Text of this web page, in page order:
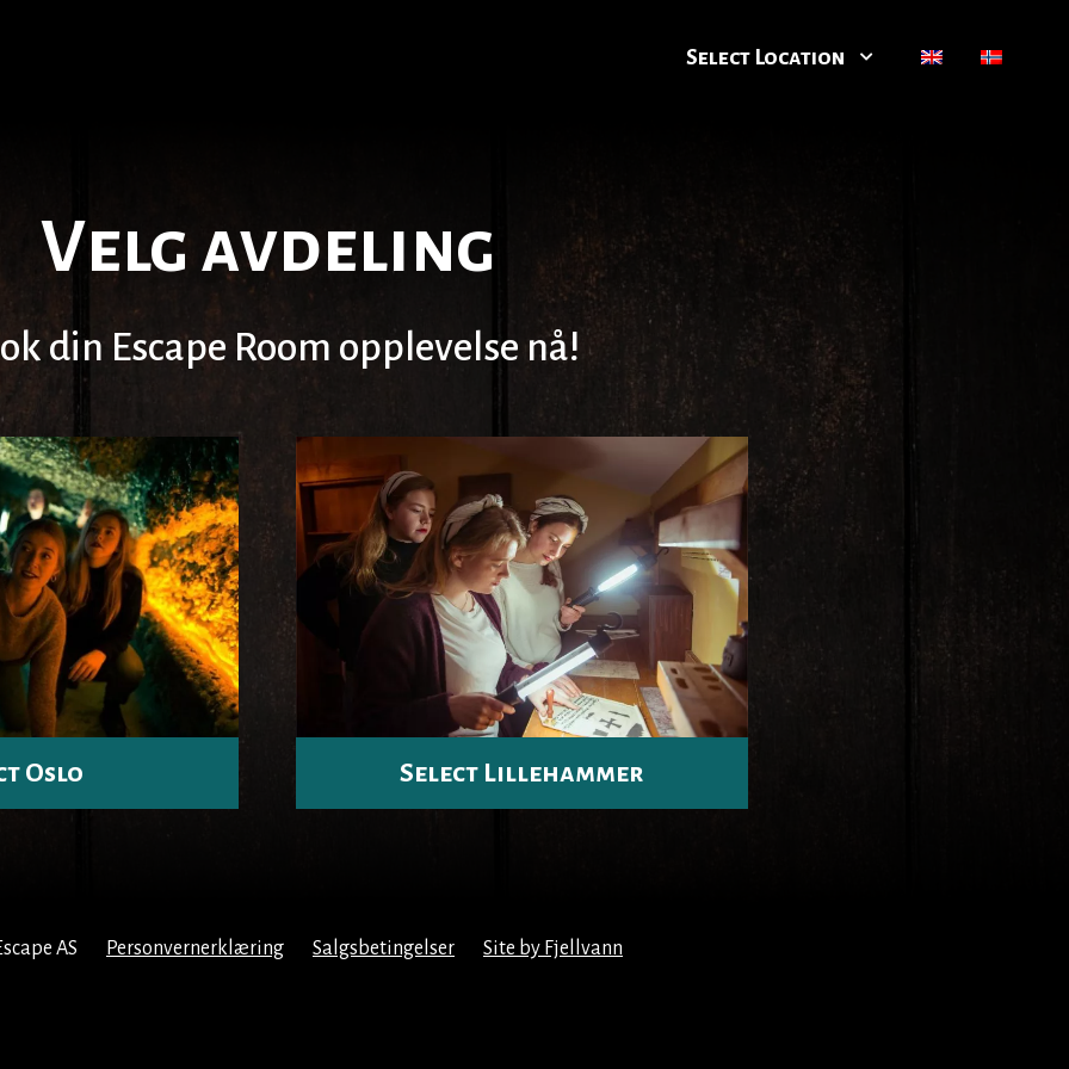
Select Location
Velg avdeling
din Escape Room opplevelse nå!
Oslo Select Lillehammer
AS Personvernerklæring Salgsbetingelser Site by Fjellvann